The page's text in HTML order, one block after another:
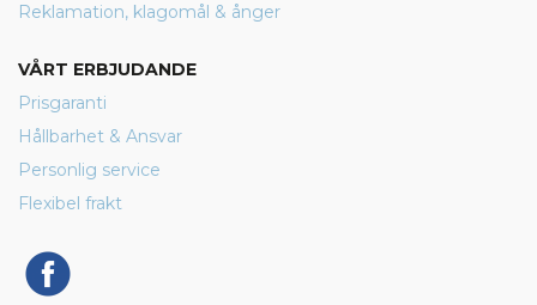
Reklamation, klagomål & ånger
VÅRT ERBJUDANDE
Prisgaranti
Hållbarhet & Ansvar
Personlig service
Flexibel frakt